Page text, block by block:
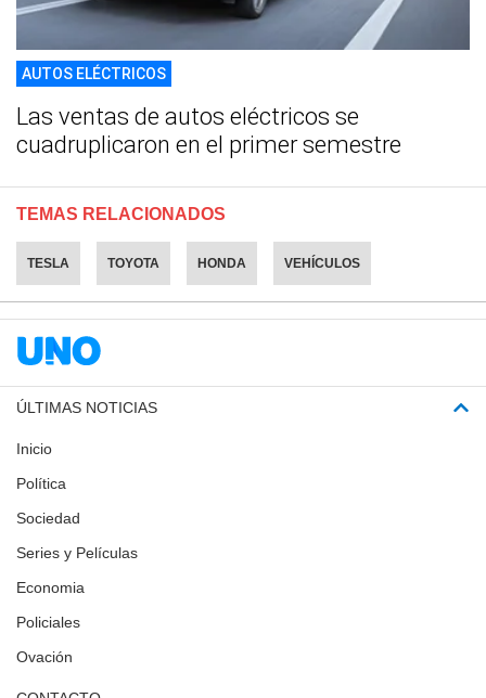
AUTOS ELÉCTRICOS
Las ventas de autos eléctricos se
cuadruplicaron en el primer semestre
TEMAS RELACIONADOS
TESLA TOYOTA HONDA VEHÍCULOS
ÚLTIMAS NOTICIAS
Inicio
Política
Sociedad
Series y Películas
Economia
Policiales
Ovación